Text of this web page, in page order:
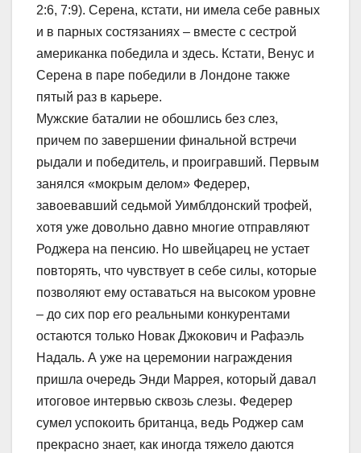
2:6, 7:9). Серена, кстати, ни имела себе равных
и в парных состязаниях – вместе с сестрой
американка победила и здесь. Кстати, Венус и
Серена в паре победили в Лондоне также
пятый раз в карьере.
Мужские баталии не обошлись без слез,
причем по завершении финальной встречи
рыдали и победитель, и проигравший. Первым
занялся «мокрым делом» Федерер,
завоевавший седьмой Уимблдонский трофей,
хотя уже довольно давно многие отправляют
Роджера на пенсию. Но швейцарец не устает
повторять, что чувствует в себе силы, которые
позволяют ему оставаться на высоком уровне
– до сих пор его реальными конкурентами
остаются только Новак Джокович и Рафаэль
Надаль. А уже на церемонии награждения
пришла очередь Энди Маррея, который давал
итоговое интервью сквозь слезы. Федерер
сумел успокоить британца, ведь Роджер сам
прекрасно знает, как иногда тяжело даются